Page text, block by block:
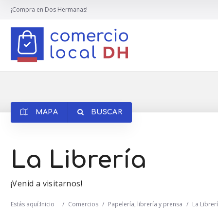
¡Compra en Dos Hermanas!
MAPA BUSCAR
La Librería
¡Venid a visitarnos!
Estás aquí:Inicio / Comercios / Papelería, librería y prensa / La